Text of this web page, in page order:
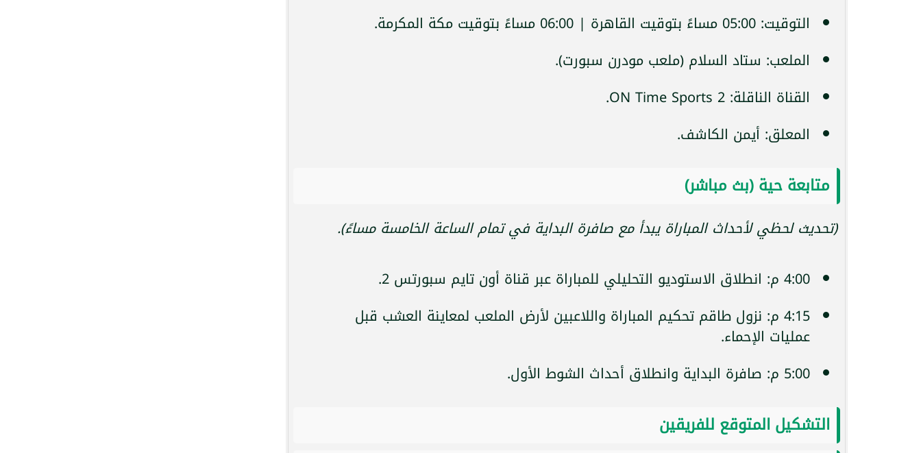
التوقيت: 05:00 مساءً بتوقيت القاهرة | 06:00 مساءً بتوقيت مكة المكرمة.
الملعب: ستاد السلام (ملعب مودرن سبورت).
القناة الناقلة: ON Time Sports 2.
المعلق: أيمن الكاشف.
متابعة حية (بث مباشر)
(تحديث لحظي لأحداث المباراة يبدأ مع صافرة البداية في تمام الساعة الخامسة مساءً).
4:00 م: انطلاق الاستوديو التحليلي للمباراة عبر قناة أون تايم سبورتس 2.
4:15 م: نزول طاقم تحكيم المباراة واللاعبين لأرض الملعب لمعاينة العشب قبل
عمليات الإحماء.
5:00 م: صافرة البداية وانطلاق أحداث الشوط الأول.
التشكيل المتوقع للفريقين